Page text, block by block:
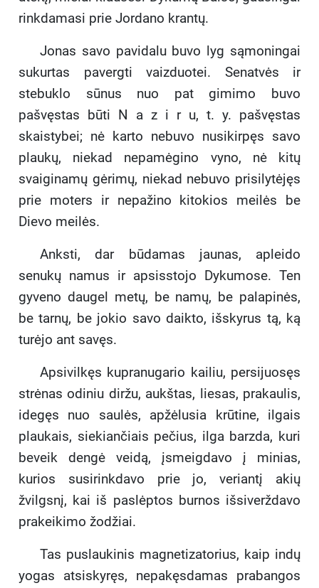
rinkdamasi prie Jordano krantų.
Jonas savo pavidalu buvo lyg sąmoningai
sukurtas pavergti vaizduotei. Senatvės ir
stebuklo sūnus nuo pat gimimo buvo
pašvęstas būti N a z i r u, t. y. pašvęstas
skaistybei; nė karto nebuvo nusikirpęs savo
plaukų, niekad nepamėgino vyno, nė kitų
svaiginamų gėrimų, niekad nebuvo prisilytėjęs
prie moters ir nepažino kitokios meilės be
Dievo meilės.
Anksti, dar būdamas jaunas, apleido
senukų namus ir apsisstojo Dykumose. Ten
gyveno daugel metų, be namų, be palapinės,
be tarnų, be jokio savo daikto, išskyrus tą, ką
turėjo ant savęs.
Apsivilkęs kupranugario kailiu, persijuosęs
strėnas odiniu diržu, aukštas, liesas, prakaulis,
idegęs nuo saulės, apžėlusia krūtine, ilgais
plaukais, siekiančiais pečius, ilga barzda, kuri
beveik dengė veidą, įsmeigdavo į minias,
kurios susirinkdavo prie jo, veriantį akių
žvilgsnį, kai iš paslėptos burnos išsiverždavo
prakeikimo žodžiai.
Tas puslaukinis magnetizatorius, kaip indų
yogas atsiskyręs, nepakęsdamas prabangos